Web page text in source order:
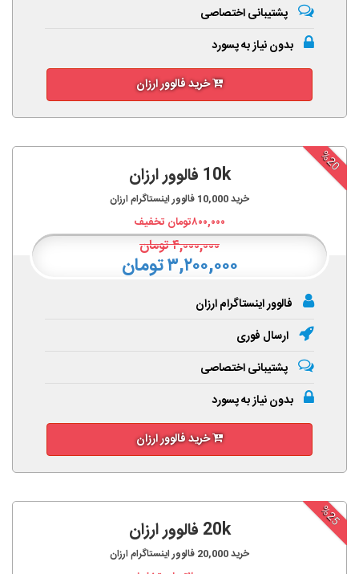
پشتیبانی اختصاصی
بدون نیاز به پسورد
خرید فالوور ارزان
%20
10k فالوور ارزان
خرید10,000 فالوور اینستاگرام ارزان
۸۰۰,۰۰۰تومان تخفیف
۴,۰۰۰,۰۰۰تومان
۳,۲۰۰,۰۰۰ تومان
فالوور اینستاگرام ارزان
ارسال فوری
پشتیبانی اختصاصی
بدون نیاز به پسورد
خرید فالوور ارزان
%25
20k فالوور ارزان
خرید20,000 فالوور اینستاگرام ارزان